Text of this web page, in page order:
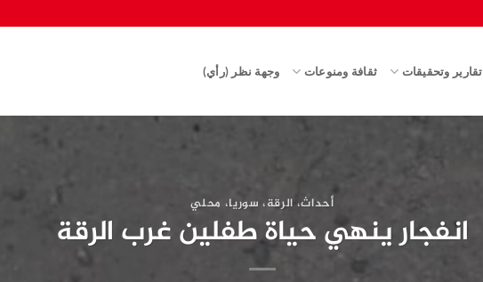
تقارير وتحقيقات ثقافة ومنوعات وجهة نظر (رأي)
أحداث، الرقة، سوريا، محلي
انفجار ينهي حياة طفلين غرب الرقة